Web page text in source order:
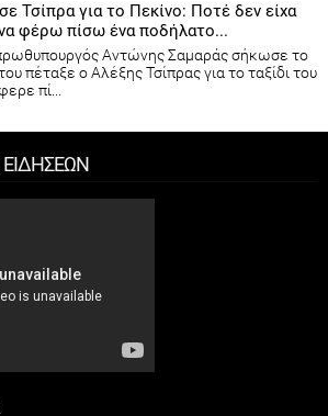
Τσίπρα για το Πεκίνο: Ποτέ δεν είχα
φέρω πίσω ένα ποδήλατο...
Αντώνης Σαμαράς σήκωσε το
πέταξε ο Αλέξης Τσίπρας για το ταξίδι του
πί...